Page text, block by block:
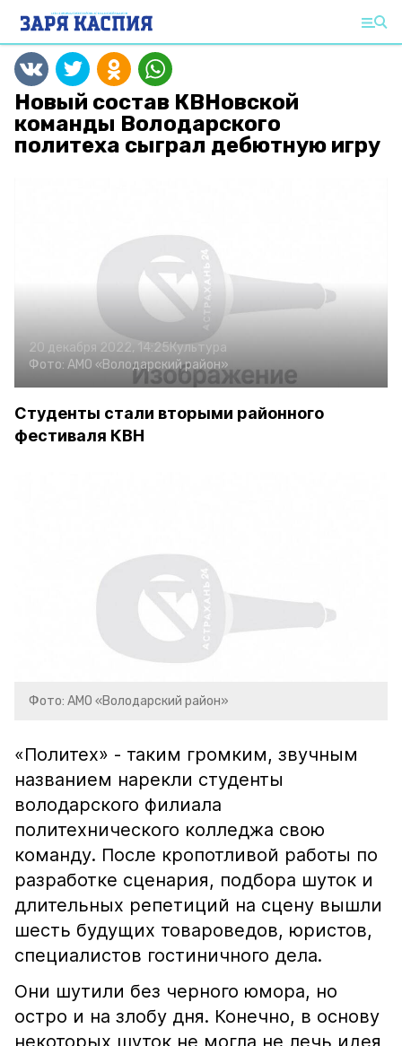
Новый состав КВНовской
команды Володарского
политеха сыграл дебютную игру
20 декабря 2022, 14:25Культура
Фото: АМО «Володарский район»
Студенты стали вторыми районного
фестиваля КВН
Фото: АМО «Володарский район»
«Политех» - таким громким, звучным
названием нарекли студенты
володарского филиала
политехнического колледжа свою
команду. После кропотливой работы по
разработке сценария, подбора шуток и
длительных репетиций на сцену вышли
шесть будущих товароведов, юристов,
специалистов гостиничного дела.
Они шутили без черного юмора, но
остро и на злобу дня. Конечно, в основу
некоторых шуток не могла не лечь идея